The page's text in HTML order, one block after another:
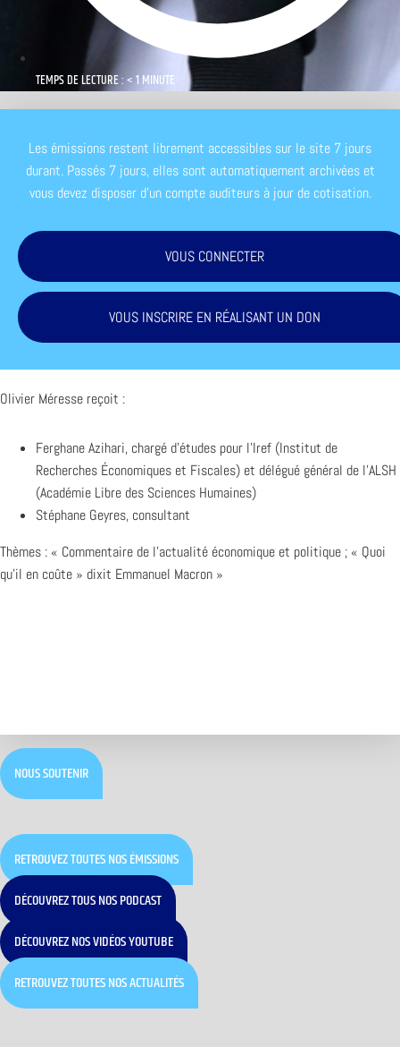
TEMPS DE LECTURE : < 1 MINUTE
Les émissions restent librement accessibles sur le site 7 jours
durant. Passés 7 jours, elles sont automatiquement archivées et
vous devez disposer d'un compte auditeurs à jour de cotisation.
VOUS CONNECTER
VOUS INSCRIRE EN RÉALISANT UN DON
Olivier Méresse reçoit :
Ferghane Azihari, chargé d’études pour l’Iref (Institut de
Recherches Économiques et Fiscales) et délégué général de l’ALSH
(Académie Libre des Sciences Humaines)
Stéphane Geyres, consultant
Thèmes : « Commentaire de l’actualité économique et politique ; « Quoi
qu’il en coûte » dixit Emmanuel Macron »
NOUS SOUTENIR
RETROUVEZ TOUTES NOS ÉMISSIONS
DÉCOUVREZ TOUS NOS PODCAST
DÉCOUVREZ NOS VIDÉOS YOUTUBE
RETROUVEZ TOUTES NOS ACTUALITÉS